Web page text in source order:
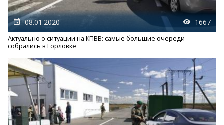
08.01.2020 1667
Актуально о ситуации на КПВВ: самые большие очереди
собрались в Горловке